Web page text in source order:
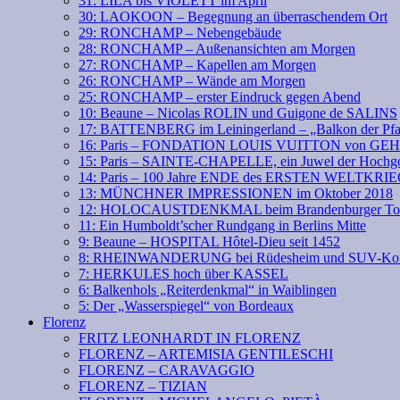
30: LAOKOON – Begegnung an überraschendem Ort
29: RONCHAMP – Nebengebäude
28: RONCHAMP – Außenansichten am Morgen
27: RONCHAMP – Kapellen am Morgen
26: RONCHAMP – Wände am Morgen
25: RONCHAMP – erster Eindruck gegen Abend
10: Beaune – Nicolas ROLIN und Guigone de SALINS
17: BATTENBERG im Leiningerland – „Balkon der
16: Paris – FONDATION LOUIS VUITTON von
15: Paris – SAINTE-CHAPELLE, ein Juwel der
14: Paris – 100 Jahre ENDE des ERSTEN
13: MÜNCHNER IMPRESSIONEN im Oktober 2018
12: HOLOCAUSTDENKMAL beim Brandenburger
11: Ein Humboldt’scher Rundgang in Berlins Mitte
9: Beaune – HOSPITAL Hôtel-Dieu seit 1452
8: RHEINWANDERUNG bei Rüdesheim und SUV-
7: HERKULES hoch über KASSEL
6: Balkenhols „Reiterdenkmal“ in Waiblingen
5: Der „Wasserspiegel“ von Bordeaux
Florenz
FRITZ LEONHARDT IN FLORENZ
FLORENZ – ARTEMISIA GENTILESCHI
FLORENZ – CARAVAGGIO
FLORENZ – TIZIAN